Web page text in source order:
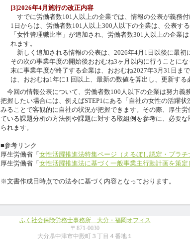
[3]2026年4月施行の改正内容
すでに労働者数101人以上の企業では、情報の公表が義務付
1日からは、労働者数101人以上300人以下の企業は、公表す
「女性管理職比率」が追加され、労働者数301人以上の企業
れます。
新しく追加される情報の公表は、2026年4月1日以後に最初
その次の事業年度の開始後おおむね3ヶ月以内に行うことに
末に事業年度が終了する企業は、おおむね2027年3月31日ま
は、おおむね1年に1 回以上、最新の数値を算出し、更新する
今回の情報公表について、労働者数100人以下の企業は努力義
把握したい場合には、例えばSTEP1にある「自社の女性の活躍
みることで客観的に自社の状況が把握できます。その際、厚生
ている課題分析の方法例や課題に対する取組例を参考に、必要な
られます。
■参考リンク
厚生労働省「女性活躍推進法特集ページ（えるぼし認定・プラチ
厚生労働省「女性活躍推進法に基づく一般事業主行動計画を策定
※文書作成日時点での法令に基づく内容となっております。
ふく社会保険労務士事務所 大分・福岡オフィス
〒871-0030
大分県中津市中殿町３丁目４番地１